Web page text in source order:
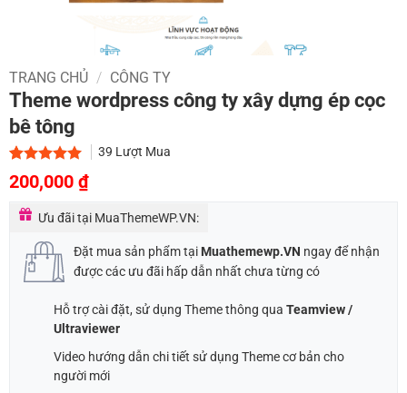
TRANG CHỦ / CÔNG TY
Theme wordpress công ty xây dựng ép cọc
bê tông
5.00trên 5
dựa trên
2
39 Lượt Mua
Giá
gốc
là:
1,000,000 ₫.
200,000 ₫Giá
tại
là:
200,000 ₫.
Ưu đãi tại MuaThemeWP.VN:
Đặt mua sản phẩm tại Muathemewp.VN ngay để nhận
được các ưu đãi hấp dẫn nhất chưa từng có
Hỗ trợ cài đặt, sử dụng Theme thông qua Teamview /
Ultraviewer
Video hướng dẫn chi tiết sử dụng Theme cơ bản cho
người mới